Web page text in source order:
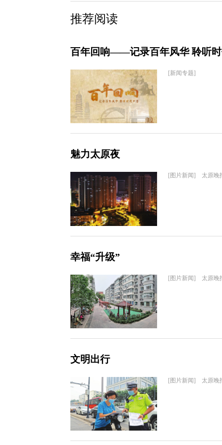
推荐阅读
百年回响——记录百年风华 聆听
[新闻专题]
魅力太原夜
[图片新闻] 太原晚
幸福“升级”
[图片新闻] 太原晚
文明出行
[图片新闻] 太原晚